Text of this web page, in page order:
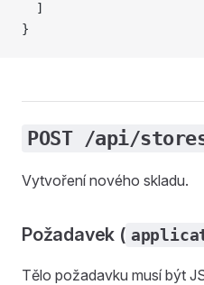
  ]
}
POST /api/
Vytvoření nového skladu.
Požadavek (
Tělo požadavku musí být